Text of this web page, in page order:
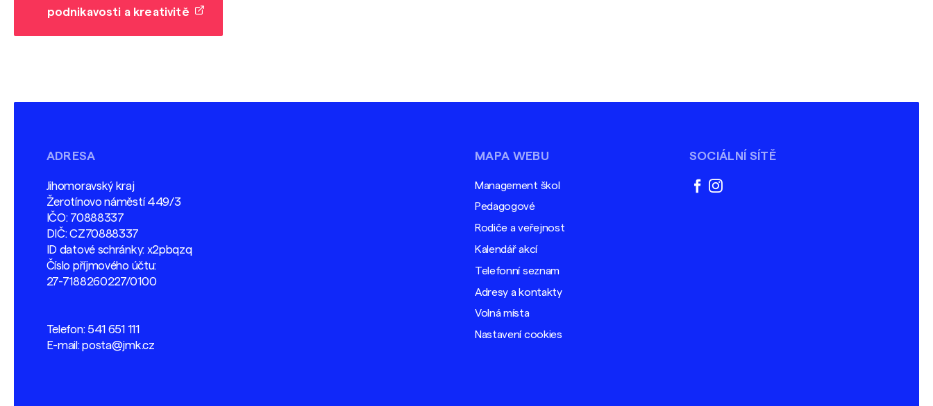
podnikavosti a kreativitě
ADRESA
Jihomoravský kraj
Žerotínovo náměstí 449/3
IČO: 70888337
DIČ: CZ70888337
ID datové schránky: x2pbqzq
Číslo příjmového účtu:
27-7188260227/0100
Telefon: 541 651 111
E-mail:posta@jmk.cz
MAPA WEBU
Management škol
Pedagogové
Rodiče a veřejnost
Kalendář akcí
Telefonní seznam
Adresy a kontakty
Volná místa
Nastavení cookies
SOCIÁLNÍ SÍTĚ
facebook
instagram